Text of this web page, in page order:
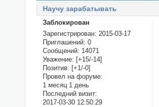
Научу зарабатывать
Заблокирован
Зарегистрирован: 2015-03-17
Приглашений: 0
Сообщений: 14071
Уважение: [+15/-14]
Позитив: [+1/-0]
Провел на форуме:
1 месяц 1 день
Последний визит:
2017-03-30 12:50:29